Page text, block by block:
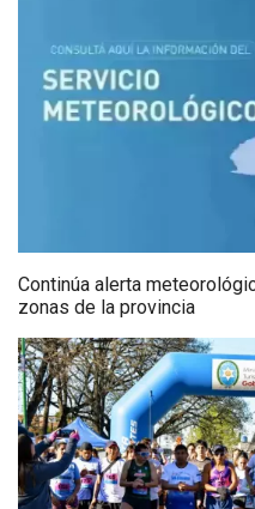
Continúa alerta
zonas de la provincia